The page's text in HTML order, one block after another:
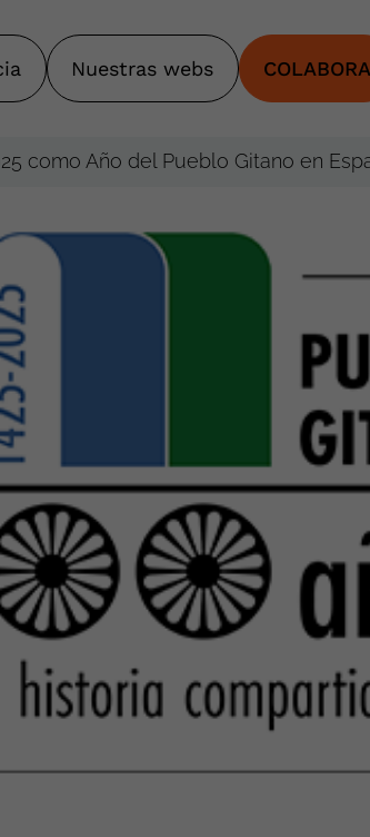
Nuestras webs COLABORA
como Año del Pueblo Gitano en